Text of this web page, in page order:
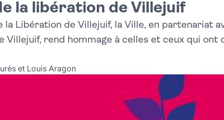
la libération de Villejuif
la Libération de Villejuif, la Ville, en partenariat
rend hommage à celles et ceux qui
et Louis Aragon